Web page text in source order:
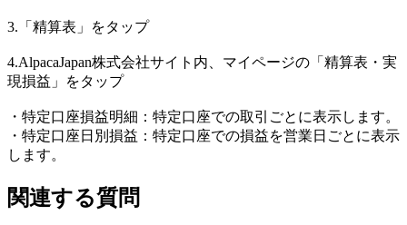
3.「精算表」をタップ
4.AlpacaJapan株式会社サイト内、マイページの「精算表・実
現損益」をタップ
・特定口座損益明細：特定口座での取引ごとに表示します。
・特定口座日別損益：特定口座での損益を営業日ごとに表示
します。
関連する質問